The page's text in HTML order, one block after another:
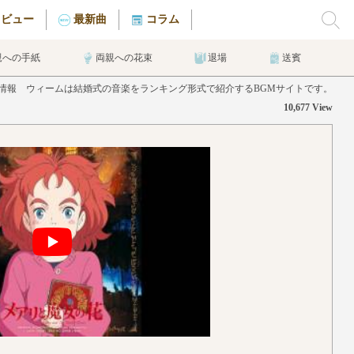
ュー 最新曲 コラム
への手紙 両親への花束 退場 送賓
報 ウィームは結婚式の音楽をランキング形式で紹介するBGMサイトです。
10,677 View